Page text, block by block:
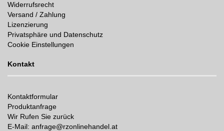
Widerrufsrecht
Versand / Zahlung
Lizenzierung
Privatsphäre und Datenschutz
Cookie Einstellungen
Kontakt
Kontaktformular
Produktanfrage
Wir Rufen Sie zurück
E-Mail: anfrage@rzonlinehandel.at